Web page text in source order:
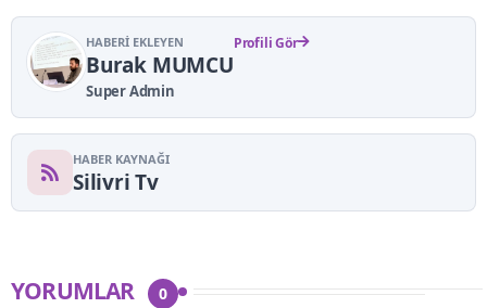
HABERI EKLEYEN
Burak MUMCU
Super Admin
Profili Gör
HABER KAYNAĞI
Silivri Tv
YORUMLAR 0